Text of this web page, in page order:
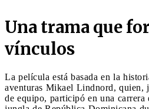
Una trama que
vínculos
La película está basada en la
aventuras Mikael Lindnord, quien,
de equipo, participó en una